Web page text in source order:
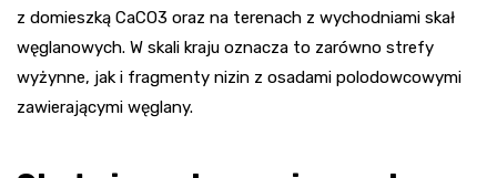
z domieszką CaCO3 oraz na terenach z wychodniami skał
węglanowych. W skali kraju oznacza to zarówno strefy
wyżynne, jak i fragmenty nizin z osadami polodowcowymi
zawierającymi węglany.